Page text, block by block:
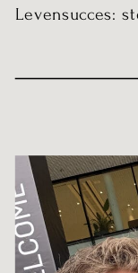
Levensucces: